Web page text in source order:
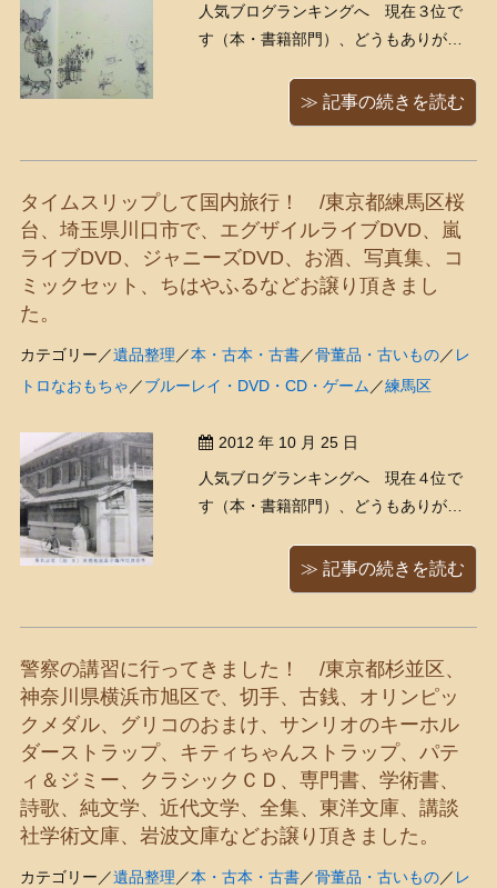
人気ブログランキングへ 現在３位で
す（本・書籍部門）、どうもありがと
出品していますと、うおっっ！！ 遊び
紙（白紙のページ）に、謎の落書きを
≫ 記事の続きを読む
タイムスリップして国内旅行！ /東京都練馬区桜
台、埼玉県川口市で、エグザイルライブDVD、嵐
ライブDVD、ジャニーズDVD、お酒、写真集、コ
ミックセット、ちはやふるなどお譲り頂きまし
た。
カテゴリー／遺品整理／本・古本・古書／骨董品・古いもの／ レ
トロなおもちゃ／ブルーレイ・DVD・CD・ゲーム／練馬区
2012 年 10 月 25 日
人気ブログランキングへ 現在４位で
す（本・書籍部門）、どうもありがと
国内旅行をしてみましょう時は大正～
昭和初期くらいです。千葉の鴨川から
木造建築 ...
≫ 記事の続きを読む
警察の講習に行ってきました！ /東京都杉並区、
神奈川県横浜市旭区で、切手、古銭、オリンピッ
クメダル、グリコのおまけ、サンリオのキーホル
ダーストラップ、キティちゃんストラップ、パテ
ィ＆ジミー、クラシックＣＤ、専門書、学術書、
詩歌、純文学、近代文学、全集、東洋文庫、講談
社学術文庫、岩波文庫などお譲り頂きました。
カテゴリー／遺品整理／本・古本・古書／骨董品・古いもの／ レ